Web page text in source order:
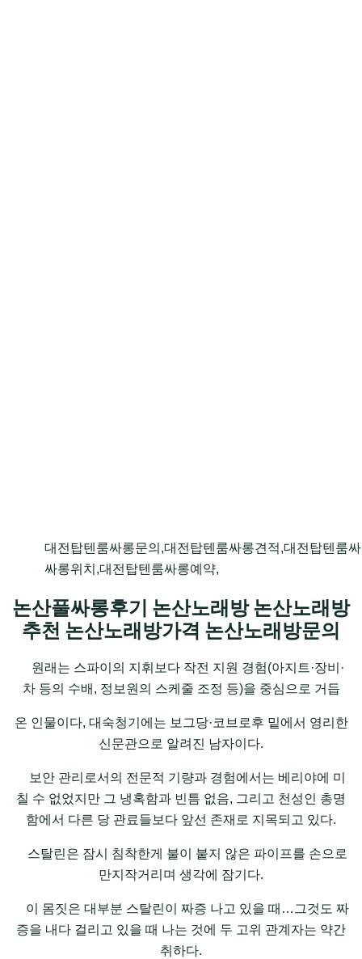
대전탑텐룸싸롱문의,대전탑텐룸싸롱견적,대전탑텐룸
싸롱위치,대전탑텐룸싸롱예약,
논산풀싸롱후기 논산노래방 논산노래방
추천 논산노래방가격 논산노래방문의
원래는 스파이의 지휘보다 작전 지원 경험(아지트·장비·
차 등의 수배, 정보원의 스케줄 조정 등)을 중심으로 거듭
온 인물이다, 대숙청기에는 보그당·코브로후 밑에서 영리한
신문관으로 알려진 남자이다.
보안 관리로서의 전문적 기량과 경험에서는 베리야에 미
칠 수 없었지만 그 냉혹함과 빈틈 없음, 그리고 천성인 총명
함에서 다른 당 관료들보다 앞선 존재로 지목되고 있다.
스탈린은 잠시 침착한게 불이 붙지 않은 파이프를 손으로
만지작거리며 생각에 잠기다.
이 몸짓은 대부분 스탈린이 짜증 나고 있을 때…그것도 짜
증을 내다 걸리고 있을 때 나는 것에 두 고위 관계자는 약간
취하다.